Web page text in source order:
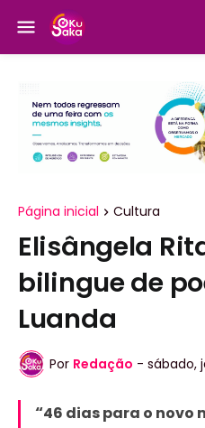
Página inicial Cultura
Elisângela
bilingue de
Luanda
Por Redação - sábado,
“46 dias para o novo